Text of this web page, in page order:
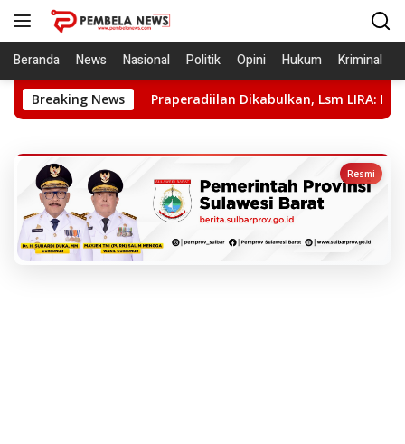
Langsung
Beranda News Nasional Politik Opini Hukum Kriminal
Breaking News
Praperadiilan Dikabulkan, Lsm LIRA: Hentikan